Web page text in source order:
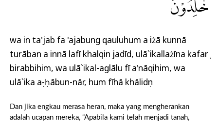
خٰلِدُوْنَ
wa in ta'jab fa 'ajabung qauluhum a iżā kunnā
turāban a innā lafī khalqin jadīd, ulā`ikallażīna kafarụ
birabbihim, wa ulā`ikal-aglālu fī a'nāqihim, wa
ulā`ika aṣ-ḥābun-nār, hum fīhā khālidụn
Dan jika engkau merasa heran, maka yang mengherankan
adalah ucapan mereka, “Apabila kami telah menjadi tanah,